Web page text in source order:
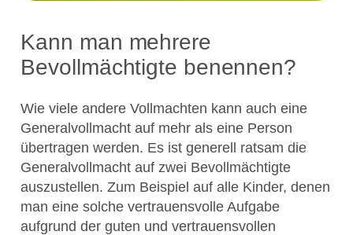
Kann man mehrere
Bevollmächtigte benennen?
Wie viele andere Vollmachten kann auch eine
Generalvollmacht auf mehr als eine Person
übertragen werden. Es ist generell ratsam die
Generalvollmacht auf zwei Bevollmächtigte
auszustellen. Zum Beispiel auf alle Kinder, denen
man eine solche vertrauensvolle Aufgabe
aufgrund der guten und vertrauensvollen